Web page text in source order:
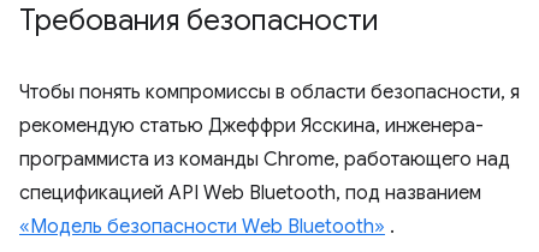
Требования безопасности
Чтобы понять компромиссы в области безопасности, я
рекомендую статью Джеффри Ясскина, инженера-
программиста из команды Chrome, работающего над
спецификацией API Web Bluetooth, под названием
«Модель безопасности Web Bluetooth» .